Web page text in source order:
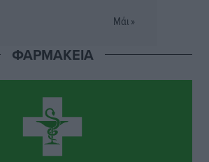
η παραλιακή οδός στο λιμάνι της
Μάι »
ΦΑΡΜΑΚΕΙΑ